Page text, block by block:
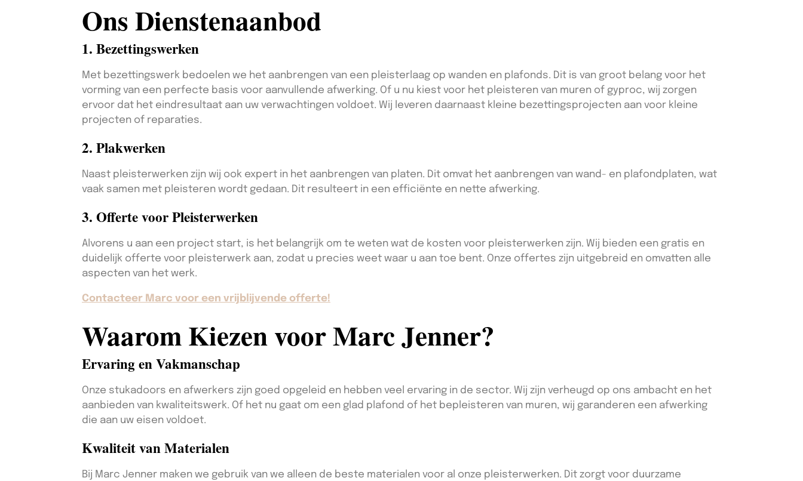
Ons Dienstenaanbod
1. Bezettingswerken
Met bezettingswerk bedoelen we het aanbrengen van een pleisterlaag op wanden en plafonds. Dit is van groot belang voor het
vorming van een perfecte basis voor aanvullende afwerking. Of u nu kiest voor het pleisteren van muren of gyproc, wij zorgen
ervoor dat het eindresultaat aan uw verwachtingen voldoet. Wij leveren daarnaast kleine bezettingsprojecten aan voor kleine
projecten of reparaties.
2. Plakwerken
Naast pleisterwerken zijn wij ook expert in het aanbrengen van platen. Dit omvat het aanbrengen van wand- en plafondplaten, wat
vaak samen met pleisteren wordt gedaan. Dit resulteert in een efficiënte en nette afwerking.
3. Offerte voor Pleisterwerken
Alvorens u aan een project start, is het belangrijk om te weten wat de kosten voor pleisterwerken zijn. Wij bieden een gratis en
duidelijk offerte voor pleisterwerk aan, zodat u precies weet waar u aan toe bent. Onze offertes zijn uitgebreid en omvatten alle
aspecten van het werk.
Contacteer Marc voor een vrijblijvende offerte!
Waarom Kiezen voor Marc Jenner?
Ervaring en Vakmanschap
Onze stukadoors en afwerkers zijn goed opgeleid en hebben veel ervaring in de sector. Wij zijn verheugd op ons ambacht en het
aanbieden van kwaliteitswerk. Of het nu gaat om een glad plafond of het bepleisteren van muren, wij garanderen een afwerking
die aan uw eisen voldoet.
Kwaliteit van Materialen
Bij Marc Jenner maken we gebruik van we alleen de beste materialen voor al onze pleisterwerken. Dit zorgt voor duurzame